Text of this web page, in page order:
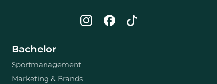
Bachelor
Sportmanagement
Marketing & Brands